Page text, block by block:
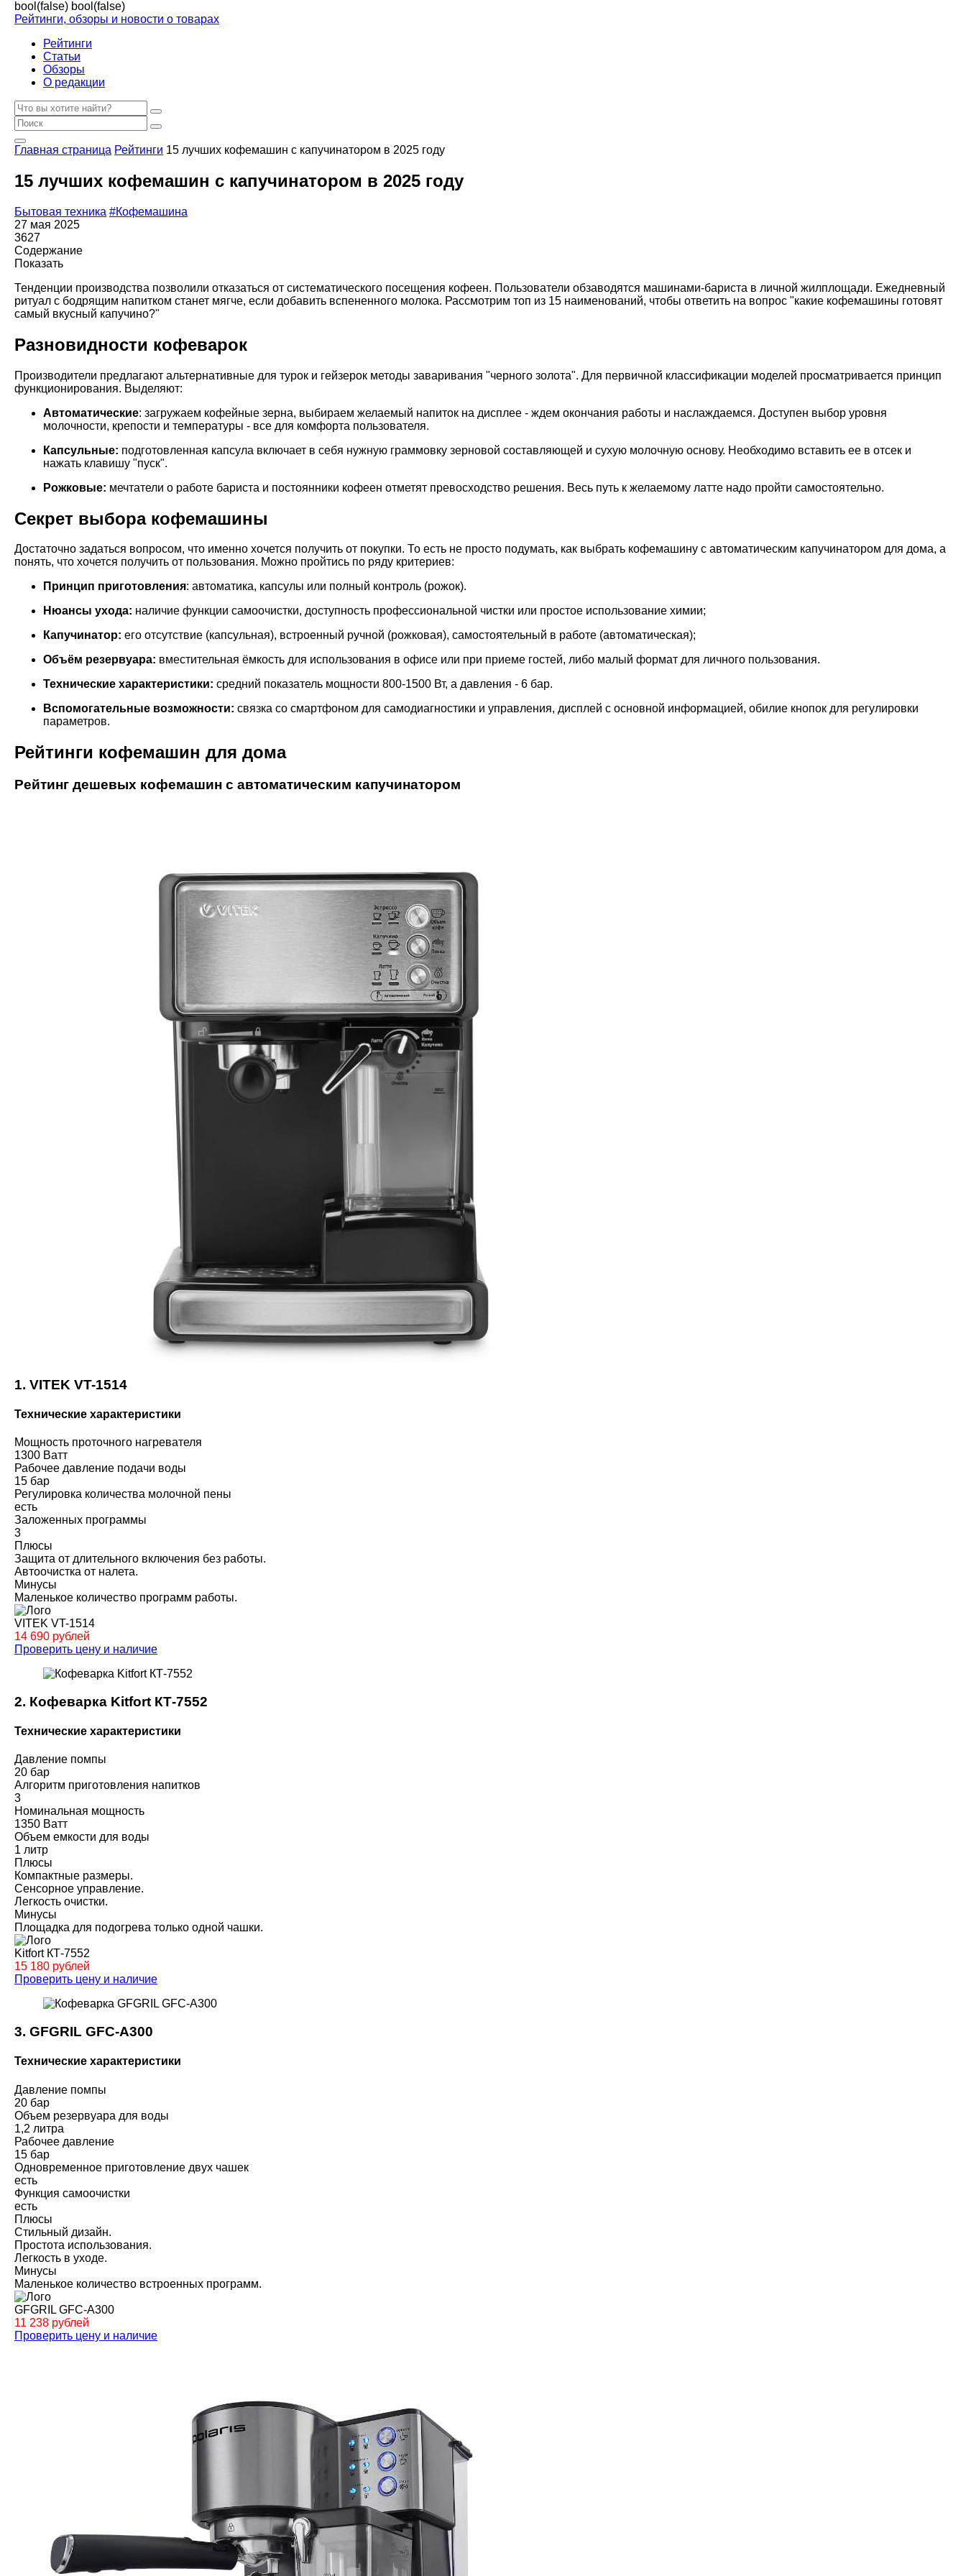
bool(false) bool(false)
Рейтинги, обзоры и новости о товарах
Рейтинги
Статьи
Обзоры
О редакции
Главная страница Рейтинги 15 лучших кофемашин с капучинатором в 2025 году
15 лучших кофемашин с капучинатором в 2025 году
Бытовая техника #Кофемашина
27 мая 2025
3627
Содержание
Показать
Тенденции производства позволили отказаться от систематического посещения кофеен. Пользователи обзаводятся машинами-бариста в личной жилплощади. Ежедневный
ритуал с бодрящим напитком станет мягче, если добавить вспененного молока. Рассмотрим топ из 15 наименований, чтобы ответить на вопрос "какие кофемашины готовят
самый вкусный капучино?"
Разновидности кофеварок
Производители предлагают альтернативные для турок и гейзерок методы заваривания "черного золота". Для первичной классификации моделей просматривается принцип
функционирования. Выделяют:
Автоматические: загружаем кофейные зерна, выбираем желаемый напиток на дисплее - ждем окончания работы и наслаждаемся. Доступен выбор уровня
молочности, крепости и температуры - все для комфорта пользователя.
Капсульные: подготовленная капсула включает в себя нужную граммовку зерновой составляющей и сухую молочную основу. Необходимо вставить ее в отсек и
нажать клавишу "пуск".
Рожковые: мечтатели о работе бариста и постоянники кофеен отметят превосходство решения. Весь путь к желаемому латте надо пройти самостоятельно.
Секрет выбора кофемашины
Достаточно задаться вопросом, что именно хочется получить от покупки. То есть не просто подумать, как выбрать кофемашину с автоматическим капучинатором для дома, а
понять, что хочется получить от пользования. Можно пройтись по ряду критериев:
Принцип приготовления: автоматика, капсулы или полный контроль (рожок).
Нюансы ухода: наличие функции самоочистки, доступность профессиональной чистки или простое использование химии;
Капучинатор: его отсутствие (капсульная), встроенный ручной (рожковая), самостоятельный в работе (автоматическая);
Объём резервуара: вместительная ёмкость для использования в офисе или при приеме гостей, либо малый формат для личного пользования.
Технические характеристики: средний показатель мощности 800-1500 Вт, а давления - 6 бар.
Вспомогательные возможности: связка со смартфоном для самодиагностики и управления, дисплей с основной информацией, обилие кнопок для регулировки
параметров.
Рейтинги кофемашин для дома
Рейтинг дешевых кофемашин с автоматическим капучинатором
1. VITEK VT-1514
Технические характеристики
Мощность проточного нагревателя
1300 Ватт
Рабочее давление подачи воды
15 бар
Регулировка количества молочной пены
есть
Заложенных программы
3
Плюсы
Защита от длительного включения без работы.
Автоочистка от налета.
Минусы
Маленькое количество программ работы.
VITEK VT-1514
14 690 рублей
Проверить цену и наличие
2. Кофеварка Kitfort КТ-7552
Технические характеристики
Давление помпы
20 бар
Алгоритм приготовления напитков
3
Номинальная мощность
1350 Ватт
Объем емкости для воды
1 литр
Плюсы
Компактные размеры.
Сенсорное управление.
Легкость очистки.
Минусы
Площадка для подогрева только одной чашки.
Kitfort КТ-7552
15 180 рублей
Проверить цену и наличие
3. GFGRIL GFC-A300
Технические характеристики
Давление помпы
20 бар
Объем резервуара для воды
1,2 литра
Рабочее давление
15 бар
Одновременное приготовление двух чашек
есть
Функция самоочистки
есть
Плюсы
Стильный дизайн.
Простота использования.
Легкость в уходе.
Минусы
Маленькое количество встроенных программ.
GFGRIL GFC-A300
11 238 рублей
Проверить цену и наличие